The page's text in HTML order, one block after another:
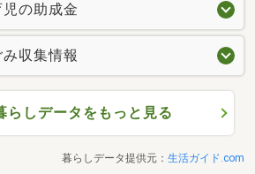
の助成金
収集情報
らしデータをもっと見る
暮らしデータ提供元： 生活ガイド.com